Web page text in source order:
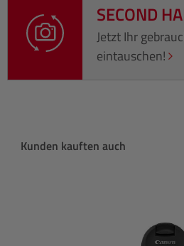
SECOND
Jetzt Ihr
eintauschen!
Produktgalerie überspringen
Kunden kauften auch